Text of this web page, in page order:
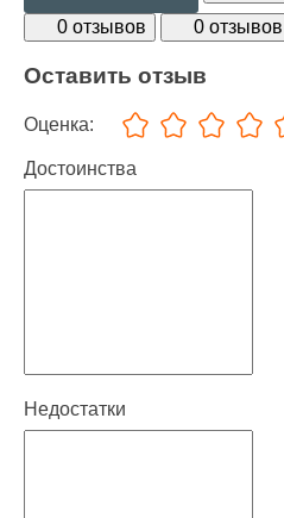
0 отзывов
0 отзывов
Оставить отзыв
Оценка:
Достоинства
Недостатки